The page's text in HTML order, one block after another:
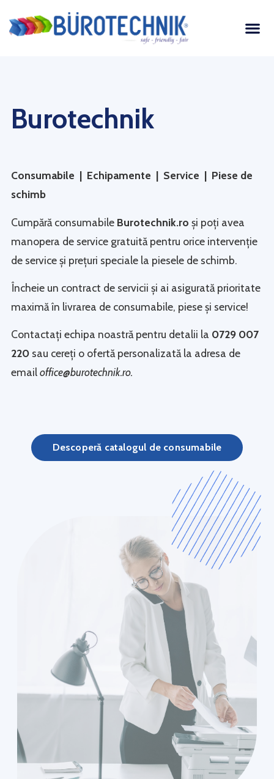
Burotechnik
Consumabile | Echipamente | Service | Piese de
schimb
Cumpără consumabile Burotechnik.ro și poți avea
manopera de service gratuită pentru orice intervenție
de service și prețuri speciale la piesele de schimb.
Încheie un contract de servicii și ai asigurată prioritate
maximă în livrarea de consumabile, piese și service!
Contactați echipa noastră pentru detalii la 0729 007
220 sau cereți o ofertă personalizată la adresa de
emailoffice@burotechnik.ro.
Descoperă catalogul de consumabile